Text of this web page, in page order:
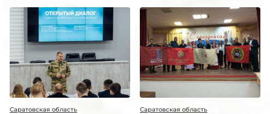
Саратовская область Саратовская область